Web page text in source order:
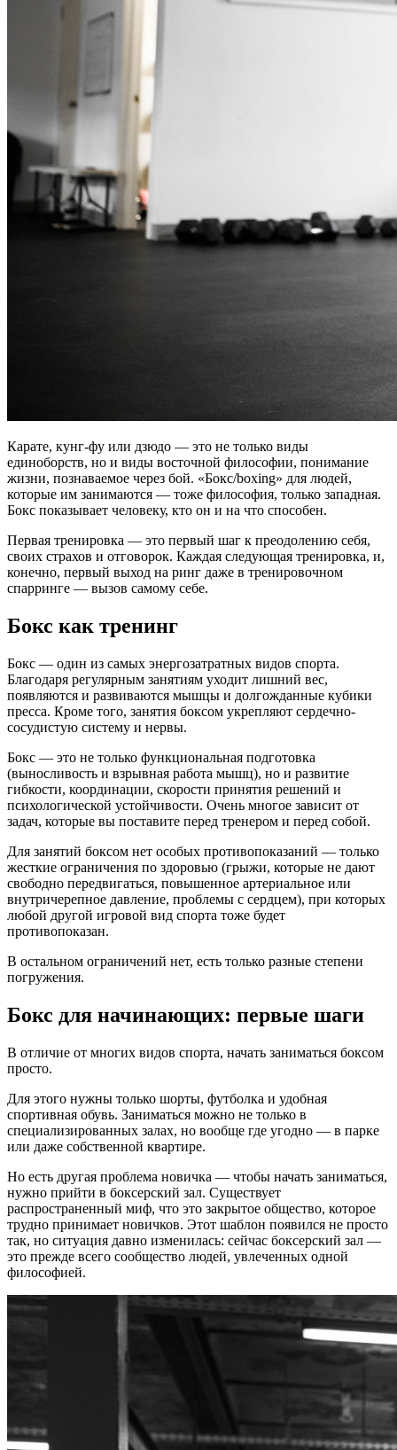
Карате, кунг-фу или дзюдо — это не только виды
единоборств, но и виды восточной философии, понимание
жизни, познаваемое через бой. «Бокс/boxing» для людей,
которые им занимаются — тоже философия, только западная.
Бокс показывает человеку, кто он и на что способен.
Первая тренировка — это первый шаг к преодолению себя,
своих страхов и отговорок. Каждая следующая тренировка, и,
конечно, первый выход на ринг даже в тренировочном
спарринге — вызов самому себе.
Бокс как тренинг
Бокс — один из самых энергозатратных видов спорта.
Благодаря регулярным занятиям уходит лишний вес,
появляются и развиваются мышцы и долгожданные кубики
пресса. Кроме того, занятия боксом укрепляют сердечно-
сосудистую систему и нервы.
Бокс — это не только функциональная подготовка
(выносливость и взрывная работа мышц), но и развитие
гибкости, координации, скорости принятия решений и
психологической устойчивости. Очень многое зависит от
задач, которые вы поставите перед тренером и перед собой.
Для занятий боксом нет особых противопоказаний — только
жесткие ограничения по здоровью (грыжи, которые не дают
свободно передвигаться, повышенное артериальное или
внутричерепное давление, проблемы с сердцем), при которых
любой другой игровой вид спорта тоже будет
противопоказан.
В остальном ограничений нет, есть только разные степени
погружения.
Бокс для начинающих: первые шаги
В отличие от многих видов спорта, начать заниматься боксом
просто.
Для этого нужны только шорты, футболка и удобная
спортивная обувь. Заниматься можно не только в
специализированных залах, но вообще где угодно — в парке
или даже собственной квартире.
Но есть другая проблема новичка — чтобы начать заниматься,
нужно прийти в боксерский зал. Существует
распространенный миф, что это закрытое общество, которое
трудно принимает новичков. Этот шаблон появился не просто
так, но ситуация давно изменилась: сейчас боксерский зал —
это прежде всего сообщество людей, увлеченных одной
философией.